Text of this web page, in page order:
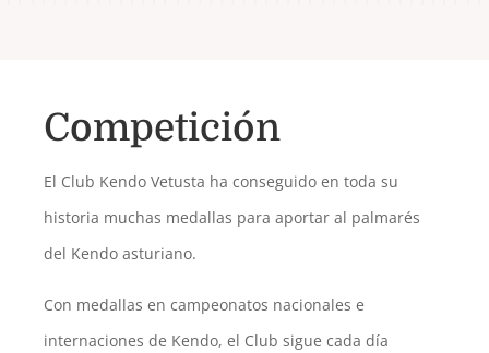
Competición
El Club Kendo Vetusta ha conseguido en toda su
historia muchas medallas para aportar al palmarés
del Kendo asturiano.
Con medallas en campeonatos nacionales e
internaciones de Kendo, el Club sigue cada día